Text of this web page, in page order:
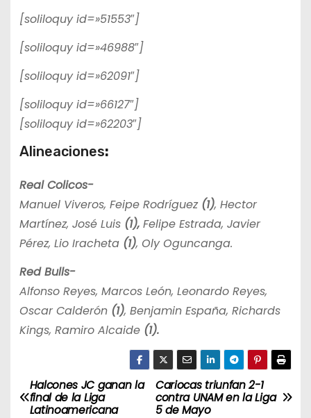
[soliloquy id=»51553″]
[soliloquy id=»46988″]
[soliloquy id=»62091″]
[soliloquy id=»66127″]
[soliloquy id=»62203″]
Alineaciones:
Real Colicos-
Manuel Viveros, Feipe Rodríguez (1), Hector
Martínez, José Luis (1),Felipe Estrada, Javier
Pérez, Lio Iracheta (1), Oly Oguncanga.
Red Bulls-
Alfonso Reyes, Marcos León, Leonardo Reyes,
Oscar Calderón (1), Benjamin España, Richards
Kings, Ramiro Alcaide (1).
N
Cariocas triunfan 2-1
contra UNAM en la Liga
5 de Mayo
Halcones JC ganan la
final de la Liga
Latinoamericana